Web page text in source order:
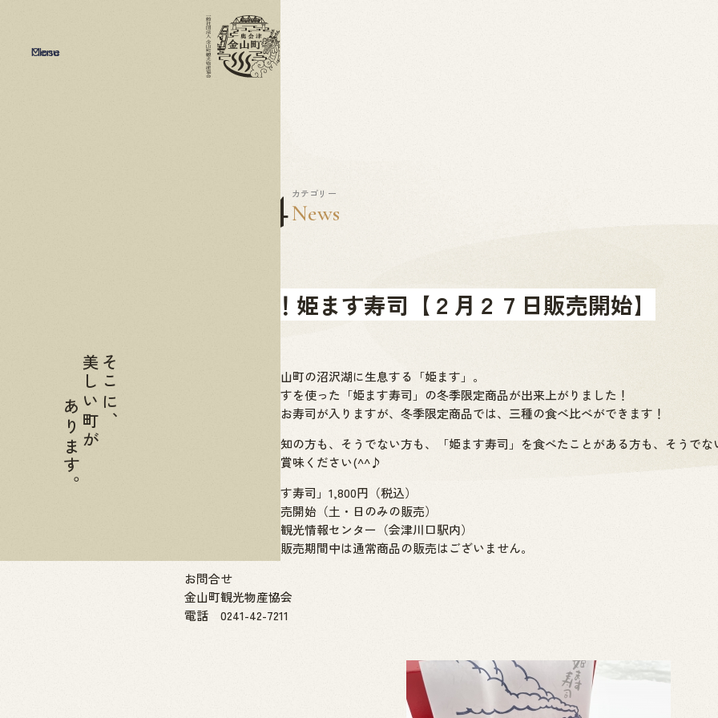
02.24 カテゴリー
News
冬季限定！姫ます寿司【２月２７日販売開始】
県内では唯一！金山町の沼沢湖に生息する「姫ます」。
そんな貴重な姫ますを使った「姫ます寿司」の冬季限定商品が出来上がりました！
通常商品は二種のお寿司が入りますが、冬季限定商品では、三種の食べ比べができます！
「姫ます」をご存知の方も、そうでない方も、「姫ます寿司」を食べたことがある方も、そうでな
この機会にぜひご賞味ください(^^♪
「冬季限定 姫ます寿司」1,800円（税込）
２月２７日より販売開始（土・日のみの販売）
販売場所：金山町観光情報センター（会津川口駅内）
※冬季限定商品の販売期間中は通常商品の販売はございません。
お問合せ
金山町観光物産協会
電話 0241-42-7211
そこに、
美しい町が
あります。
Menu
Close